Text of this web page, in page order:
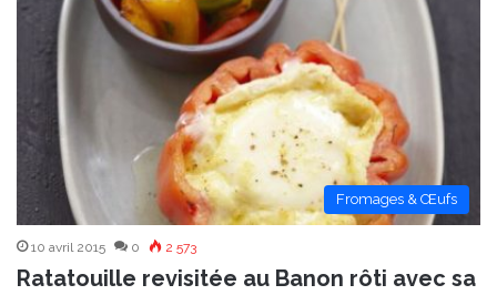
Fromages & Œufs
10 avril 2015 0 2 573
Ratatouille revisitée au Banon rôti avec sa